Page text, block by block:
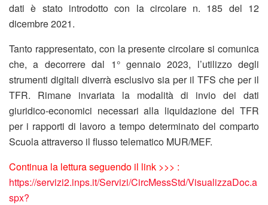
dati è stato introdotto con la circolare n. 185 del 12
dicembre 2021.
Tanto rappresentato, con la presente circolare si comunica
che, a decorrere dal 1° gennaio 2023, l’utilizzo degli
strumenti digitali diverrà esclusivo sia per il TFS che per il
TFR. Rimane invariata la modalità di invio dei dati
giuridico-economici necessari alla liquidazione del TFR
per i rapporti di lavoro a tempo determinato del comparto
Scuola attraverso il flusso telematico MUR/MEF.
Continua la lettura seguendo il link >>> :
https://servizi2.inps.it/Servizi/CircMessStd/VisualizzaDoc.a
spx?